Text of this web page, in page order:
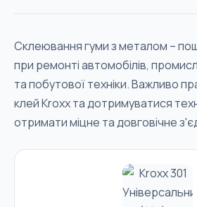
Склеювання гуми з металом –
при ремонті автомобілів,
та побутової техніки. Важливо
клей Kroxx та дотримуватися
отримати міцне та довговічне